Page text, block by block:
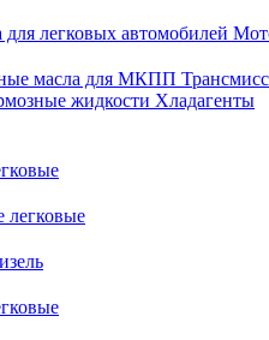
легковых автомобилей
масла для МКПП
жидкости Хладагенты